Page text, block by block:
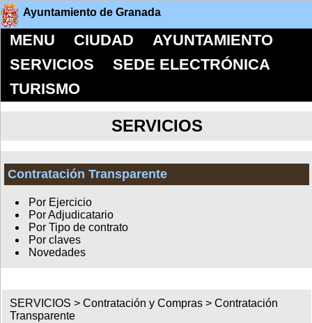
Ayuntamiento de Granada
MENU CIUDAD
AYUNTAMIENTO
SERVICIOS
SEDE ELECTRÓNICA
TURISMO
SERVICIOS
Contratación Transparente
Por Ejercicio
Por Adjudicatario
Por Tipo de contrato
Por claves
Novedades
SERVICIOS >Contratación y Compras >Contratación
Transparente